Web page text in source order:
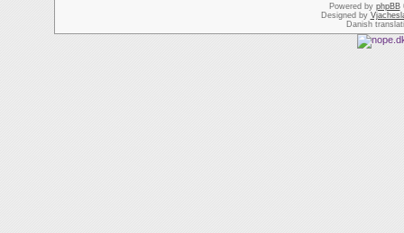
Powered by phpBB
Designed by
Danish